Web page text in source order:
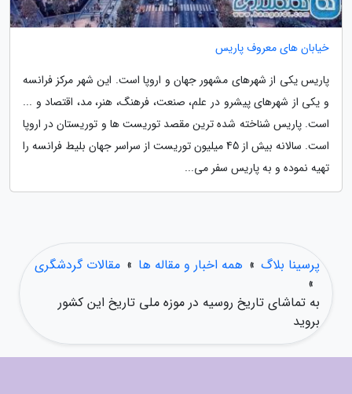
خیابان های معروف پاریس
پاریس یکی از شهرهای مشهور جهان و اروپا است. این شهر مرکز فرانسه
و یکی از شهرهای پیشرو در علم، صنعت، فرهنگ، هنر، مد، اقتصاد و ...
است. پاریس شناخته شده ترین مقصد توریست ها و توریستان در اروپا
است. سالانه بیش از 45 میلیون توریست از سراسر جهان بلیط فرانسه را
تهیه نموده و به پاریس سفر می...
پرسینا بلاگ » همه اخبار و مقاله ها » مقالات گردشگری
»
به تماشای تاریخ روسیه در موزه ملی تاریخ این کشور
بروید